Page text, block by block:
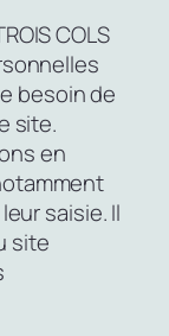
COLS
besoin de
site.
en
saisie. Il
site